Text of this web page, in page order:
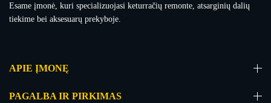
Esame įmonė, kuri specializuojasi keturračių remonte, atsarginių dalių
tiekime bei aksesuarų prekyboje.
APIE ĮMONĘ
PAGALBA IR PIRKIMAS